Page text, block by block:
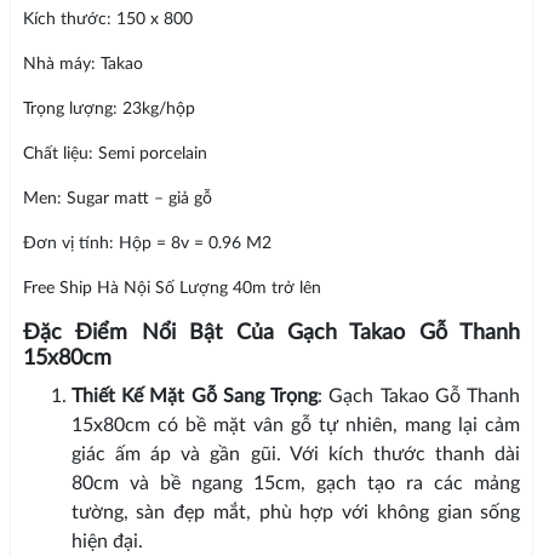
Kích thước: 150 x 800
Nhà máy: Takao
Trọng lượng: 23kg/hộp
Chất liệu: Semi porcelain
Men: Sugar matt – giả gỗ
Đơn vị tính: Hộp = 8v = 0.96 M2
Free Ship Hà Nội Số Lượng 40m trở lên
Đặc Điểm Nổi Bật Của Gạch Takao Gỗ Thanh
15x80cm
Thiết Kế Mặt Gỗ Sang Trọng: Gạch Takao Gỗ Thanh
15x80cm có bề mặt vân gỗ tự nhiên, mang lại cảm
giác ấm áp và gần gũi. Với kích thước thanh dài
80cm và bề ngang 15cm, gạch tạo ra các mảng
tường, sàn đẹp mắt, phù hợp với không gian sống
hiện đại.